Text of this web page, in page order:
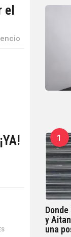
el
1
y
una